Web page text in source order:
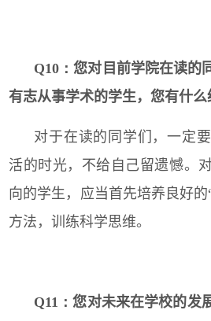
Q10：您对目前学院在读的
有志从事学术的学生，您有什么
对于在读的同学们，一定
活的时光，不给自己留遗憾。
向的学生，应当首先培养良好的
方法，训练科学思维。
Q11：您对未来在学校的发